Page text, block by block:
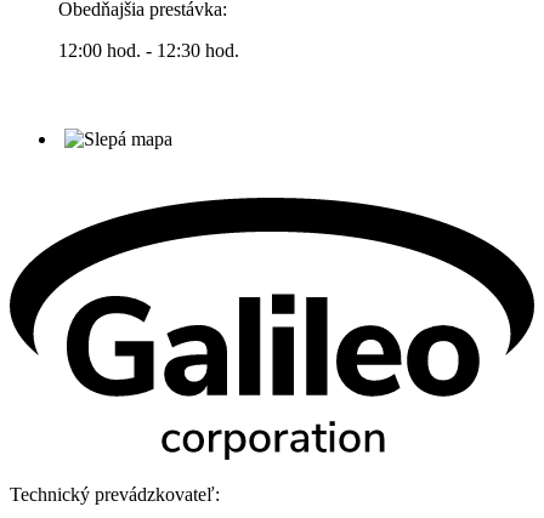
Obedňajšia prestávka:
12:00 hod. - 12:30 hod.
Technický prevádzkovateľ: